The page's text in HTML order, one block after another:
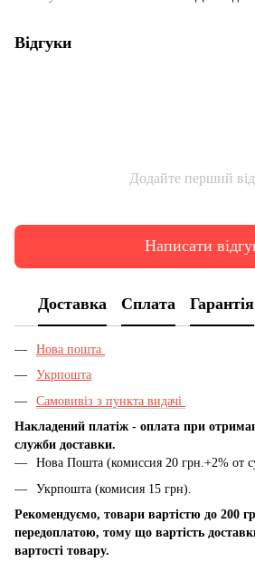
Відгуки
Додайте перший
Написати
Доставка Сплата Гарантія
Нова пошта
Укрпошта
Самовивіз з пункта видачі
Накладений платіж - оплата при
служби доставки.
Нова Пошта (комиссия 20 грн.+2% от
Укрпошта (комисия 15 грн).
Рекомендуємо, товари вартістю до 200
передоплатою, тому що вартість
вартості товару.